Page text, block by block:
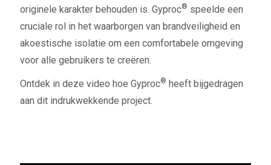
originele karakter behouden is. Gyproc® speelde een
cruciale rol in het waarborgen van brandveiligheid en
akoestische isolatie om een comfortabele omgeving
voor alle gebruikers te creëren.
Ontdek in deze video hoe Gyproc® heeft bijgedragen
aan dit indrukwekkende project.